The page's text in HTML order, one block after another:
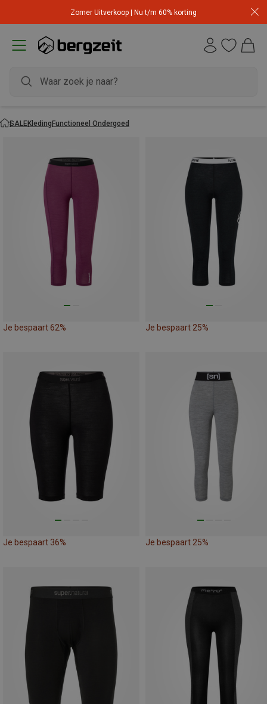
Zomer Uitverkoop | Nu t/m 60% korting
SALEKledingFunctioneel Ondergoed
Je bespaart 62% Je bespaart 25%
Je bespaart 36% Je bespaart 25%